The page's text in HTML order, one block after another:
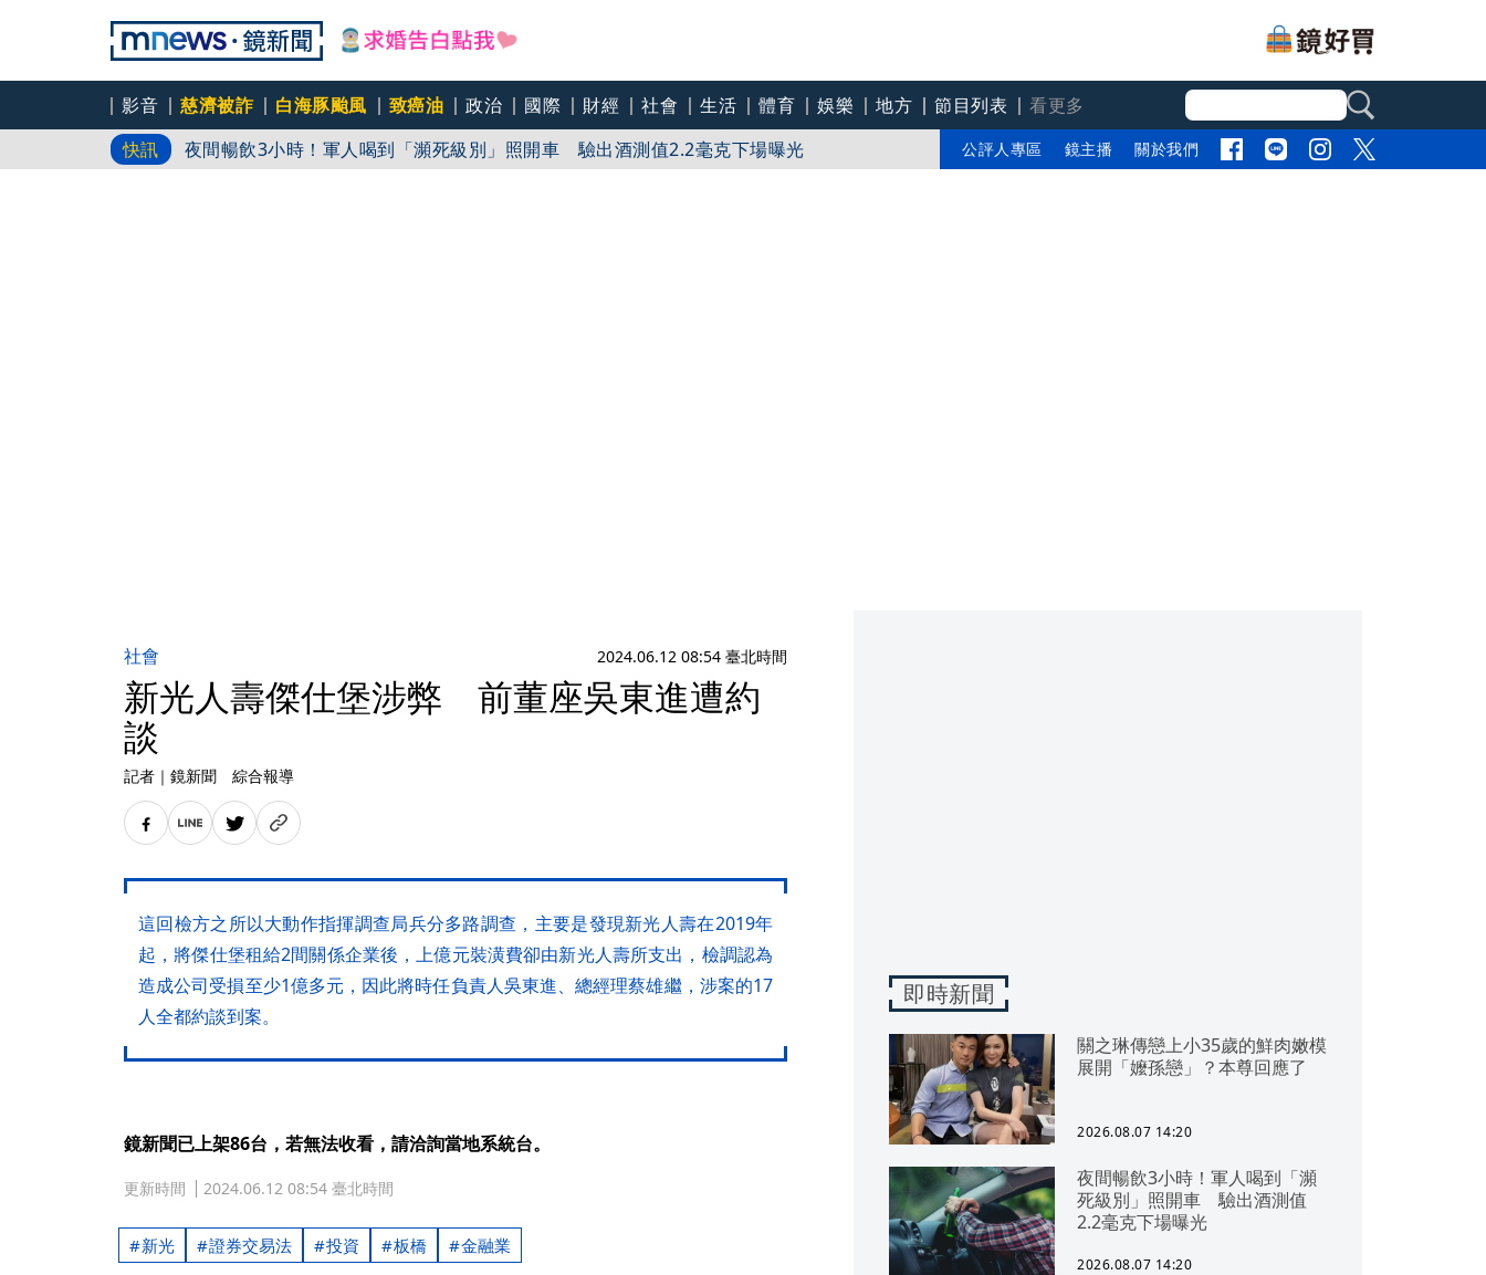
影音 慈濟被詐 白海豚颱風 致癌油 政治 國際 財經 社會 生活 體育 娛樂 地方 節目列表
看更多
快訊
夜間暢飲3小時！軍人喝到「瀕死級別」照開車 驗出酒測值2.2毫克下場曝光
肥大叔猝逝...死前2天還在直播 從不會做菜營建業跨行締造破億電商帝國！揭白手起家創業
公評人專區 鏡主播 關於我們
社會 2024.06.12 08:54 臺北時間
新光人壽傑仕堡涉弊 前董座吳東進遭約
談
記者 ｜ 鏡新聞 綜合報導
這回檢方之所以大動作指揮調查局兵分多路調查，主要是發現新光人壽在2019年
起，將傑仕堡租給2間關係企業後，上億元裝潢費卻由新光人壽所支出，檢調認為
造成公司受損至少1億多元，因此將時任負責人吳東進、總經理蔡雄繼，涉案的17
人全都約談到案。
鏡新聞已上架86台，若無法收看，請洽詢當地系統台。
更新時間 2024.06.12 08:54 臺北時間
新光 證券交易法 投資 板橋 金融業
即時新聞
關之琳傳戀上小35歲的鮮肉嫩模
展開「嬤孫戀」？本尊回應了
2026.08.07 14:20
夜間暢飲3小時！軍人喝到「瀕
死級別」照開車 驗出酒測值
2.2毫克下場曝光
2026.08.07 14:20